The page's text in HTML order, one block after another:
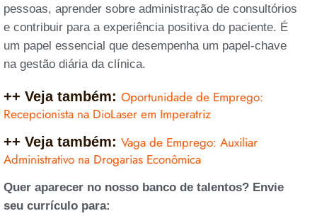
pessoas, aprender sobre administração de consultórios
e contribuir para a experiência positiva do paciente. É
um papel essencial que desempenha um papel-chave
na gestão diária da clínica.
++ Veja também: Oportunidade de Emprego:
Recepcionista na DioLaser em Imperatriz
++ Veja também: Vaga de Emprego: Auxiliar
Administrativo na Drogarias Econômica
Quer aparecer no nosso banco de talentos? Envie
seu currículo para: